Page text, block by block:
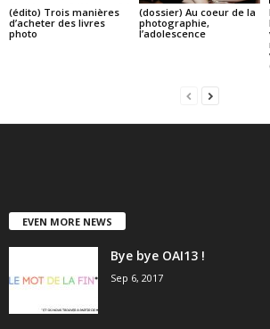
(édito) Trois manières
d’acheter des livres
photo
(dossier) Au coeur de la
photographie,
l’adolescence
EVEN MORE NEWS
Bye bye OAI13 !
Sep 6, 2017